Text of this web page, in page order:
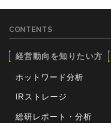
CONTENTS
経営動向を知りたい方
ホットワード分析
IRストレージ
総研レポート・分析